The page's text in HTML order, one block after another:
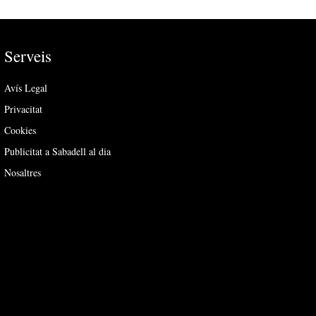
Serveis
Avís Legal
Privacitat
Cookies
Publicitat a Sabadell al dia
Nosaltres